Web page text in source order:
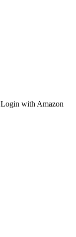
Login with Amazon